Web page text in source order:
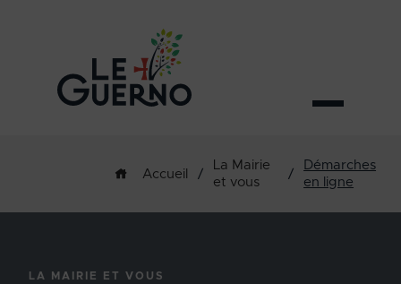
Accueil /
La Mairie
et vous
/
Démarches
en ligne
LA MAIRIE ET VOUS